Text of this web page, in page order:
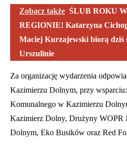
Zobacz także ŚLUB ROKU W
REGIONIE! Katarzyna
Maciej Kurzajewski biorą dziś
Urszulinie
Za organizację wydarzenia
Kazimierzu Dolnym, przy
Komunalnego w Kazimierzu
Kazimierz Dolny, Drużyny WOPR
Dolnym, Eko Busików oraz Red